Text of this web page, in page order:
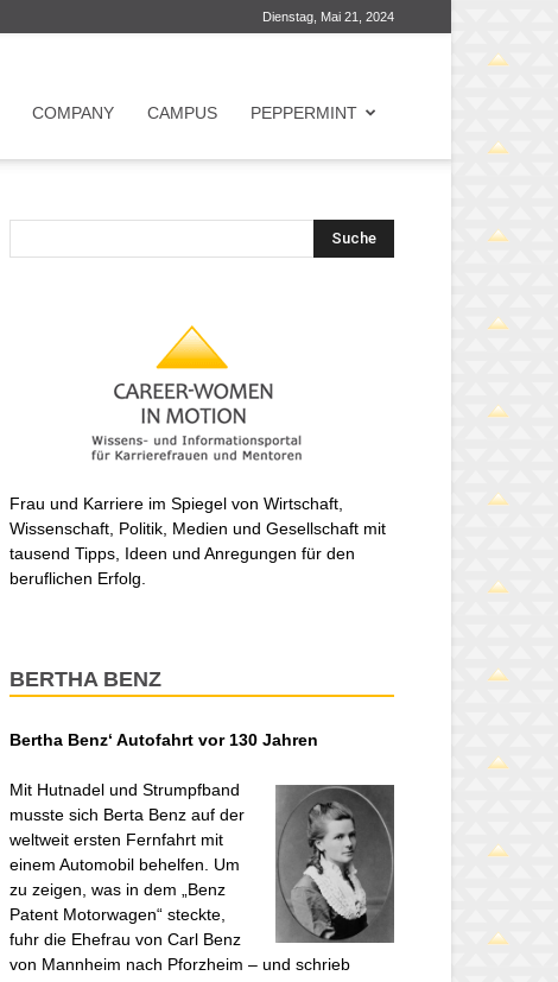
Dienstag, Mai 21, 2024
COMPANY CAMPUS PEPPERMINT
Frau und Karriere im Spiegel von Wirtschaft,
Wissenschaft, Politik, Medien und Gesellschaft mit
tausend Tipps, Ideen und Anregungen für den
beruflichen Erfolg.
BERTHA BENZ
Bertha Benz‘ Autofahrt vor 130 Jahren
Mit Hutnadel und Strumpfband
musste sich Berta Benz auf der
weltweit ersten Fernfahrt mit
einem Automobil behelfen. Um
zu zeigen, was in dem „Benz
Patent Motorwagen“ steckte,
fuhr die Ehefrau von Carl Benz
von Mannheim nach Pforzheim – und schrieb